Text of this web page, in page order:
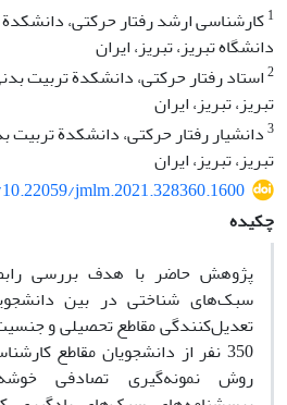
1کارشناسی ارشد رفتار حرکتی،
دانشگاه تبریز، تبریز، ایران
2استاد رفتار حرکتی، دانشکدة تربیت
تبریز، تبریز، ایران
3دانشیار رفتار حرکتی، دانشکدة
تبریز، تبریز، ایران
jmlm.2021.328360.1600
چکیده
پژوهش حاضر با هدف بررسی
سبک‌های شناختی در بین
تعدیل‌کنندگی مقاطع تحصیلی و
350 نفر از دانشجویان مقاطع
روش نمونه‌گیری تصادفی